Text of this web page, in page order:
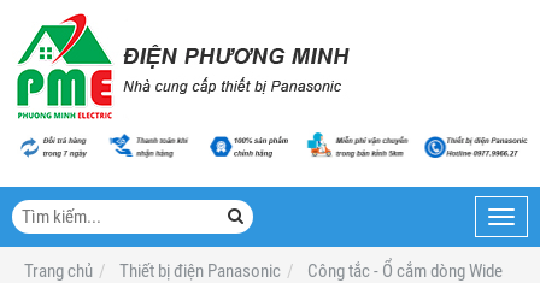
Trang chủ
Thiết bị điện Panasonic
Công tắc - Ổ cắm dòng Wide